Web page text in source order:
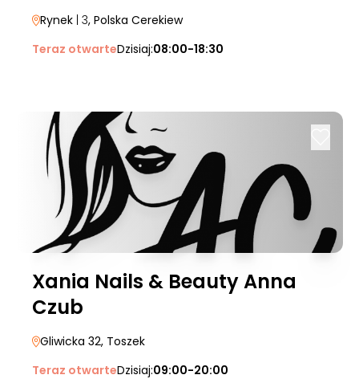
Rynek | 3, Polska Cerekiew
Teraz otwarteDzisiaj:08:00-18:30
Xania Nails & Beauty Anna
Czub
Gliwicka 32, Toszek
Teraz otwarteDzisiaj:09:00-20:00